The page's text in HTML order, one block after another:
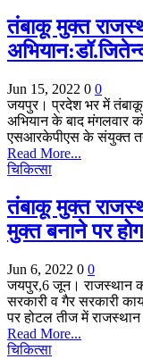
तंबाकू मुक्त
Jun 15, 2022 0 0
जयपुर। प्रदेश भर में
अभियान के बाद मंगलवार
एसआरकेपीएस के संयुक्त
Read More...
चिकित्सा
तंबाकू मुक्त
मुक्त बनाने पर
Jun 6, 2022 0 0
जयपुर,6 जून। राजस्थान
सरकारी व गैर सरकारी
पर होटल तीज में
Read More...
चिकित्सा